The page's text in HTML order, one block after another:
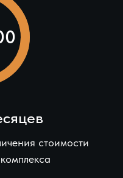
стоимости